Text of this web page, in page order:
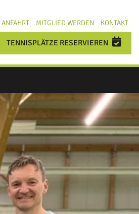
ANFAHRT MITGLIED WERDEN KONTAKT
TENNISPLÄTZE RESERVIEREN